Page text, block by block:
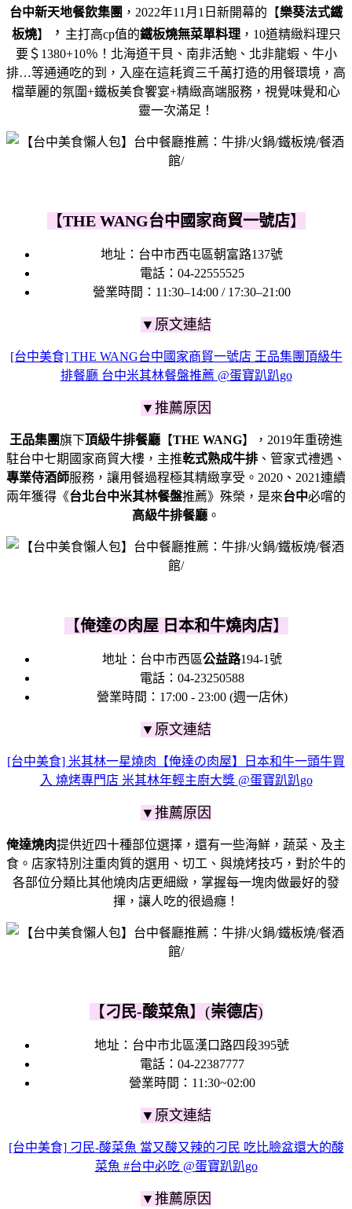
台中新天地餐飲集團 ，2022年11月1日新開幕的【樂葵法式鐵
板燒】 ， 主打高cp值的鐵板燒無菜單料理，10道精緻料理只
要＄1380+10％！北海道干貝、南非活鮑、北非龍蝦、牛小
排…等通通吃的到， 入座在這耗資三千萬打造的用餐環境， 高
檔華麗的氛圍+鐵板美食饗宴+精緻高端服務， 視覺味覺和心
靈一次滿足！
【THE WANG台中國家商貿一號店】
地址： 台中市西屯區朝富路137號
電話： 04-22555525
營業時間：11:30–14:00 / 17:30–21:00
▼原文連結
[台中美食] THE WANG台中國家商貿一號店 王品集團頂級牛
排餐廳 台中米其林餐盤推薦 @蛋寶趴趴go
▼推薦原因
王品集團旗下頂級牛排餐廳 【THE WANG】，2019年重磅進
駐台中七期國家商貿大樓， 主推乾式熟成牛排 、管家式禮遇、
專業侍酒師服務， 讓用餐過程極其精緻享受。 2020、2021連續
兩年獲得 《台北台中米其林餐盤推薦》殊榮， 是來台中必嚐的
高級牛排餐廳 。
【俺達の肉屋 日本和牛燒肉店】
地址： 台中市西區公益路194-1號
電話： 04-23250588
營業時間： 17:00 - 23:00 (週一店休)
▼原文連結
[台中美食] 米其林一星燒肉【俺達の肉屋】日本和牛一頭牛買
入 燒烤專門店 米其林年輕主廚大獎 @蛋寶趴趴go
▼推薦原因
俺達燒肉提供近四十種部位選擇，還有一些海鮮，蔬菜、及主
食。 店家特別注重肉質的選用、切工、與燒烤技巧， 對於牛的
各部位分類比其他燒肉店更細緻，掌握每一塊肉做最好的發
揮，讓人吃的很過癮！
【刁民-酸菜魚】(崇德店)
地址： 台中市北區漢口路四段395號
電話：04-22387777
營業時間：11:30~02:00
▼原文連結
[台中美食] 刁民-酸菜魚 當又酸又辣的刁民 吃比臉盆還大的酸
菜魚 #台中必吃 @蛋寶趴趴go
▼推薦原因